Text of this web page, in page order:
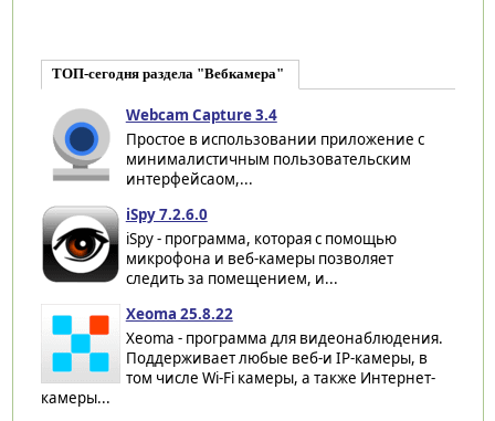
ТОП-сегодня раздела "Вебкамера"
Webcam Capture 3.4
Простое в использовании приложение с
минималистичным пользовательским
интерфейсаом,...
iSpy 7.2.6.0
iSpy - программа, которая с помощью
микрофона и веб-камеры позволяет
следить за помещением, и...
Xeoma 25.8.22
Xeoma - программа для видеонаблюдения.
Поддерживает любые веб-и IP-камеры, в
том числе Wi-Fi камеры, а также Интернет-
камеры...